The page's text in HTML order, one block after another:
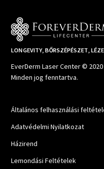
LONGEVITY, BŐRSZÉPÉSZET,
EverDerm Laser Center © 2020
Minden jog fenntartva.
Általános felhasználási
Adatvédelmi Nyilatkozat
Házirend
Lemondási Feltételek